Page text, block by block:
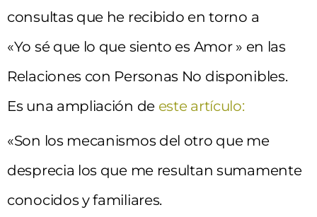
consultas que he recibido en torno a
«Yo sé que lo que siento es Amor » en las
Relaciones con Personas No disponibles.
Es una ampliación de este artículo:
«Son los mecanismos del otro que me
desprecia los que me resultan sumamente
conocidos y familiares.